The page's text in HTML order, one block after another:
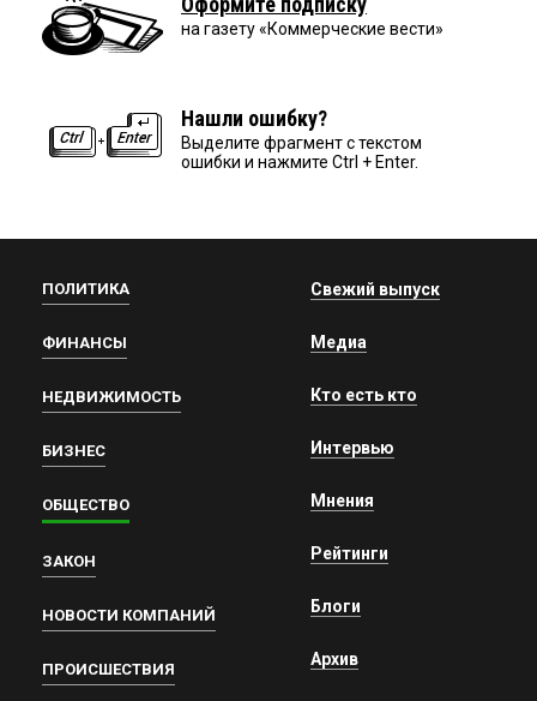
на газету «Коммерческие вести»
Нашли ошибку?
Выделите фрагмент с текстом
ошибки и нажмите Ctrl + Enter.
ПОЛИТИКА
ФИНАНСЫ
НЕДВИЖИМОСТЬ
БИЗНЕС
ОБЩЕСТВО
ЗАКОН
НОВОСТИ КОМПАНИЙ
ПРОИСШЕСТВИЯ
Свежий выпуск
Медиа
Кто есть кто
Интервью
Мнения
Рейтинги
Блоги
Архив